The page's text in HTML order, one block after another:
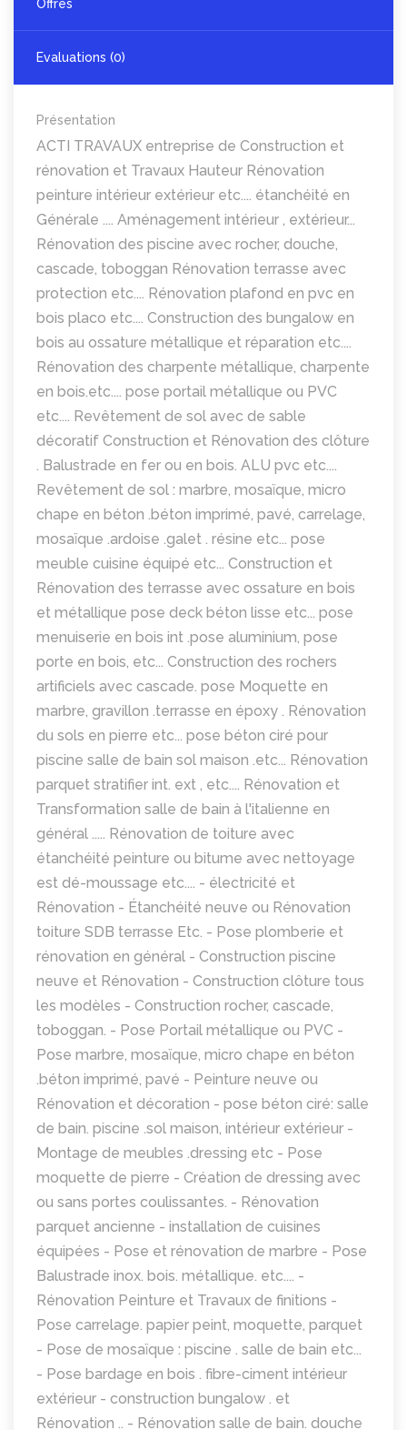
Offres
Evaluations (0)
Présentation
ACTI TRAVAUX entreprise de Construction et
rénovation et Travaux Hauteur Rénovation
peinture intérieur extérieur etc.... étanchéité en
Générale .... Aménagement intérieur , extérieur...
Rénovation des piscine avec rocher, douche,
cascade, toboggan Rénovation terrasse avec
protection etc.... Rénovation plafond en pvc en
bois placo etc.... Construction des bungalow en
bois au ossature métallique et réparation etc....
Rénovation des charpente métallique, charpente
en bois.etc.... pose portail métallique ou PVC
etc.... Revêtement de sol avec de sable
décoratif Construction et Rénovation des clôture
. Balustrade en fer ou en bois. ALU pvc etc....
Revêtement de sol : marbre, mosaïque, micro
chape en béton .béton imprimé, pavé, carrelage,
mosaïque .ardoise .galet . résine etc... pose
meuble cuisine équipé etc... Construction et
Rénovation des terrasse avec ossature en bois
et métallique pose deck béton lisse etc... pose
menuiserie en bois int .pose aluminium, pose
porte en bois, etc... Construction des rochers
artificiels avec cascade. pose Moquette en
marbre, gravillon .terrasse en époxy . Rénovation
du sols en pierre etc... pose béton ciré pour
piscine salle de bain sol maison .etc... Rénovation
parquet stratifier int. ext , etc.... Rénovation et
Transformation salle de bain à l'italienne en
général ..... Rénovation de toiture avec
étanchéité peinture ou bitume avec nettoyage
est dé-moussage etc.... - électricité et
Rénovation - Étanchéité neuve ou Rénovation
toiture SDB terrasse Etc. - Pose plomberie et
rénovation en général - Construction piscine
neuve et Rénovation - Construction clôture tous
les modèles - Construction rocher, cascade,
toboggan. - Pose Portail métallique ou PVC -
Pose marbre, mosaïque, micro chape en béton
.béton imprimé, pavé - Peinture neuve ou
Rénovation et décoration - pose béton ciré: salle
de bain. piscine .sol maison, intérieur extérieur -
Montage de meubles .dressing etc - Pose
moquette de pierre - Création de dressing avec
ou sans portes coulissantes. - Rénovation
parquet ancienne - installation de cuisines
équipées - Pose et rénovation de marbre - Pose
Balustrade inox. bois. métallique. etc.... -
Rénovation Peinture et Travaux de finitions -
Pose carrelage. papier peint, moquette, parquet
- Pose de mosaïque : piscine . salle de bain etc...
- Pose bardage en bois . fibre-ciment intérieur
extérieur - construction bungalow . et
Rénovation .. - Rénovation salle de bain. douche